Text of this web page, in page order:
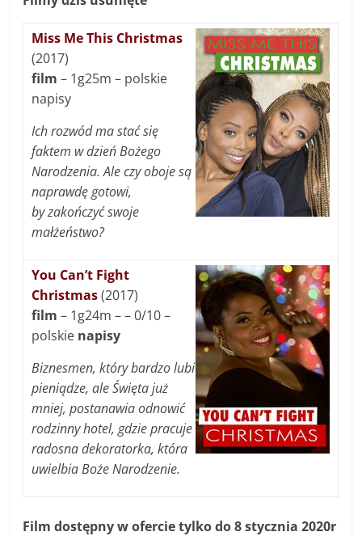
Miss Me This Christmas
(2017)
film – 1g25m – polskie
napisy
Ich rozwód ma stać się
faktem w dzień Bożego
Narodzenia. Ale czy oboje są
naprawdę gotowi,
by zakończyć swoje
małżeństwo?
You Can’t Fight
Christmas(2017)
film – 1g24m – – 0/10 –
polskie napisy
Biznesmen, który bardzo lubi
pieniądze, ale Święta już
mniej, postanawia odnowić
rodzinny hotel, gdzie pracuje
radosna dekoratorka, która
uwielbia Boże Narodzenie.
Film dostępny w ofercie tylko do 8 stycznia 2020r